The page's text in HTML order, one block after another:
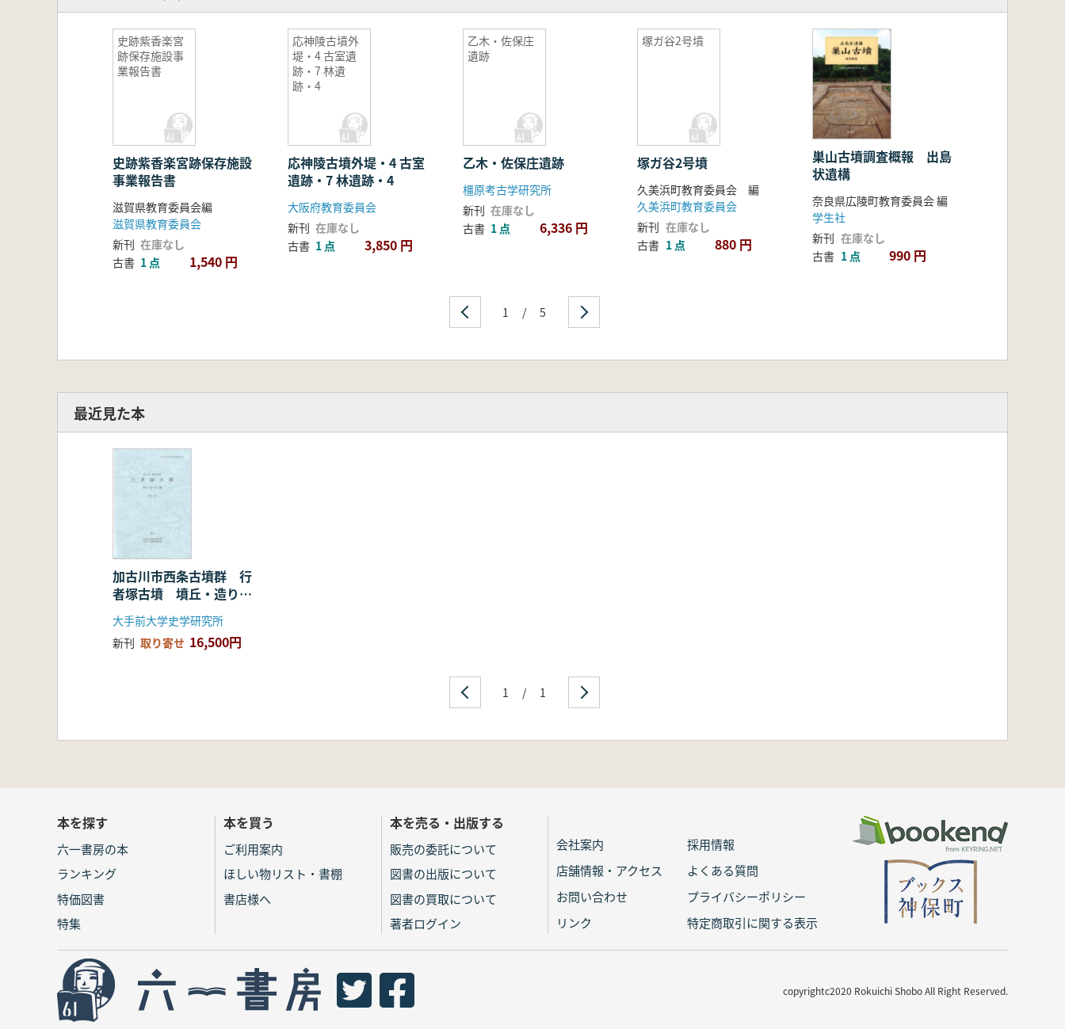
史跡紫香楽宮
跡保存施設事
業報告書
史跡紫香楽宮跡保存施設
事業報告書
滋賀県教育委員会編
滋賀県教育委員会
新刊 在庫なし
古書 1 点 1,540 円
応神陵古墳外
堤・4 古室遺
跡・7 林遺
跡・4
応神陵古墳外堤・4 古室
遺跡・7 林遺跡・4
大阪府教育委員会
新刊 在庫なし
古書 1 点 3,850 円
乙木・佐保庄
遺跡
乙木・佐保庄遺跡
橿原考古学研究所
新刊 在庫なし
古書 1 点 6,336 円
塚ガ谷2号墳
塚ガ谷2号墳
久美浜町教育委員会 編
久美浜町教育委員会
新刊 在庫なし
古書 1 点 880 円
巣山古墳調査概報 出島
状遺構
奈良県広陵町教育委員会 編
学生社
新刊 在庫なし
古書 1 点 990 円
1 / 5
最近見た本
加古川市西条古墳群 行
者塚古墳 墳丘・造り出
し篇
大手前大学史学研究所
新刊 取り寄せ 16,500円
1 / 1
本を探す
六一書房の本
ランキング
特価図書
特集
本を買う
ご利用案内
ほしい物リスト・書棚
書店様へ
本を売る・出版する
販売の委託について
図書の出版について
図書の買取について
著者ログイン
会社案内
採用情報
店舗情報・アクセス
よくある質問
お問い合わせ
プライバシーポリシー
リンク
特定商取引に関する表示
copyrightc2020 Rokuichi Shobo All Right Reserved.